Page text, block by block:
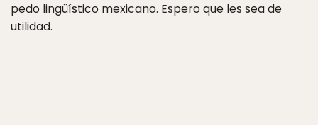
pedo lingüístico mexicano. Espero que les sea de
utilidad.